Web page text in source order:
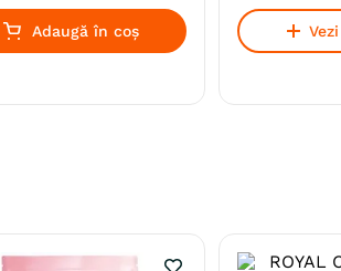
Adaugă în coș